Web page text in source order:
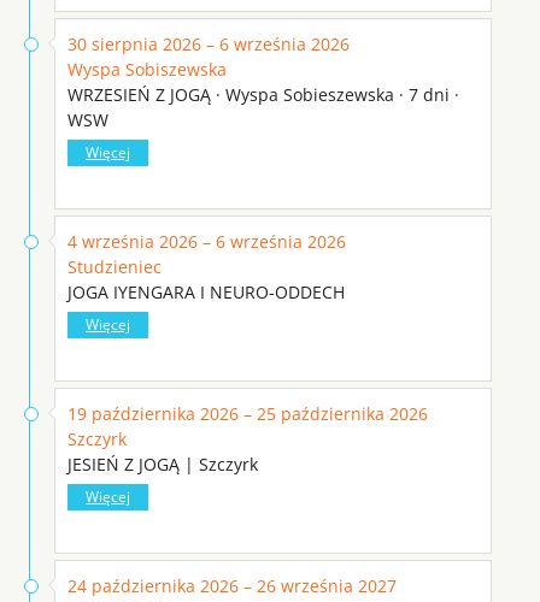
30 sierpnia 2026 – 6 września 2026
Wyspa Sobiszewska
WRZESIEŃ Z JOGĄ · Wyspa Sobieszewska · 7 dni ·
WSW
Więcej
4 września 2026 – 6 września 2026
Studzieniec
JOGA IYENGARA I NEURO-ODDECH
Więcej
19 października 2026 – 25 października 2026
Szczyrk
JESIEŃ Z JOGĄ | Szczyrk
Więcej
24 października 2026 – 26 września 2027